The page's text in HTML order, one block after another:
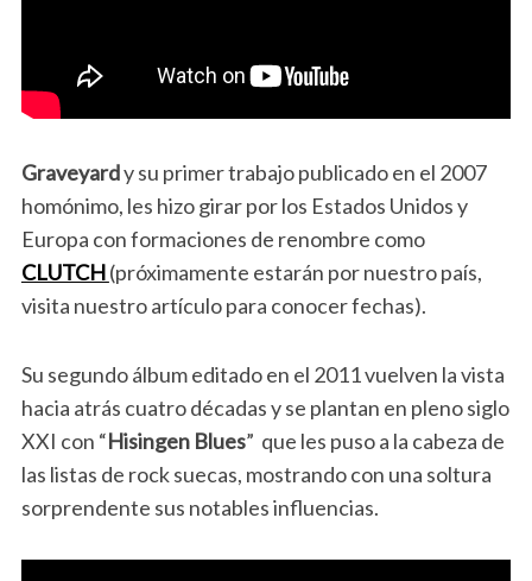
Graveyardy su primer trabajo publicado en el 2007
homónimo, les hizo girar por los Estados Unidos y
Europa con formaciones de renombre como
CLUTCH(próximamente estarán por nuestro país,
visita nuestro artículo para conocer fechas).
Su segundo álbum editado en el 2011 vuelven la vista
hacia atrás cuatro décadas y se plantan en pleno siglo
XXI con “Hisingen Blues” que les puso a la cabeza de
las listas de rock suecas, mostrando con una soltura
sorprendente sus notables influencias.